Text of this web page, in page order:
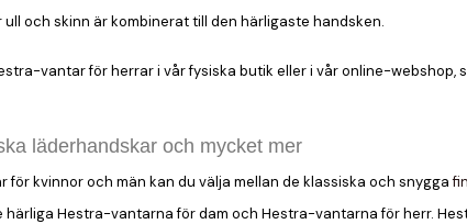
och skinn är kombinerat till den härligaste handsken.
vantar för herrar i vår fysiska butik eller i vår online-webshop,
läderhandskar och mycket mer
för kvinnor och män kan du välja mellan de klassiska och snygga
Hestra-vantarna för dam och Hestra-vantarna för herr.